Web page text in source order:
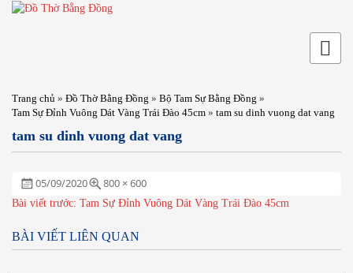
Trang chủ » Đồ Thờ Bằng Đồng » Bộ Tam Sự Bằng Đồng »
Tam Sự Đỉnh Vuông Dát Vàng Trái Đào 45cm » tam su dinh vuong dat vang
tam su dinh vuong dat vang
Đăng
ngày:
05/09/2020
Full
size
800 × 600
ĐIỀU
BÀI
VIẾT
Bài viết trước: Tam Sự Đỉnh Vuông Dát Vàng Trái Đào 45cm
BÀI VIẾT LIÊN QUAN